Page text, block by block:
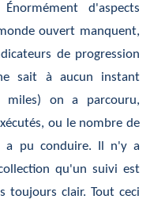
Énormément d'aspects
ouvert manquent,
de progression
sait à aucun instant
miles) on a parcouru,
ou le nombre de
a pu conduire. Il n'y a
qu'un suivi est
toujours clair. Tout ceci